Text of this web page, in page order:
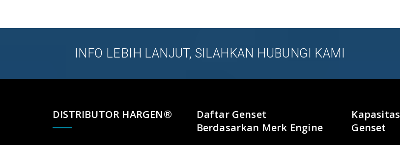
INFO LEBIH LANJUT, SILAHKAN HUBUNGI KAMI
DISTRIBUTOR HARGEN®
Daftar Genset
Berdasarkan Merk Engine
Genset